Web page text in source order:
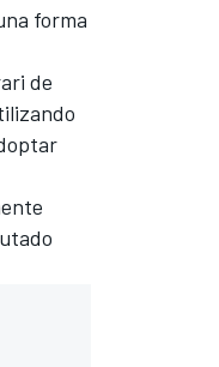
forma
de